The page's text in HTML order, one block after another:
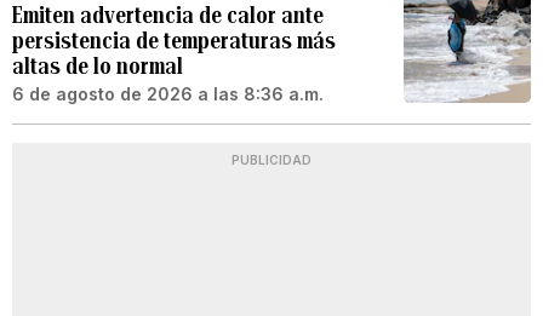
Emiten advertencia de calor ante
persistencia de temperaturas más
altas de lo normal
6 de agosto de 2026 a las 8:36 a.m.
PUBLICIDAD